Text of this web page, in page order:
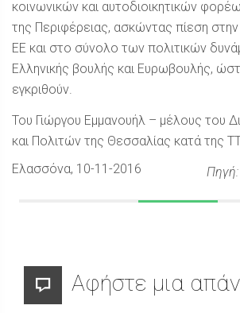
κοινωνικών και αυτοδιοικητικών
της Περιφέρειας, ασκώντας πίεση
ΕΕ και στο σύνολο των πολιτικών
Ελληνικής βουλής και Ευρωβουλής,
εγκριθούν.
Του Γιώργου Εμμανουήλ – μέλους του
και Πολιτών της Θεσσαλίας κατά της
Ελασσόνα, 10-11-2016
Αφήστε μια